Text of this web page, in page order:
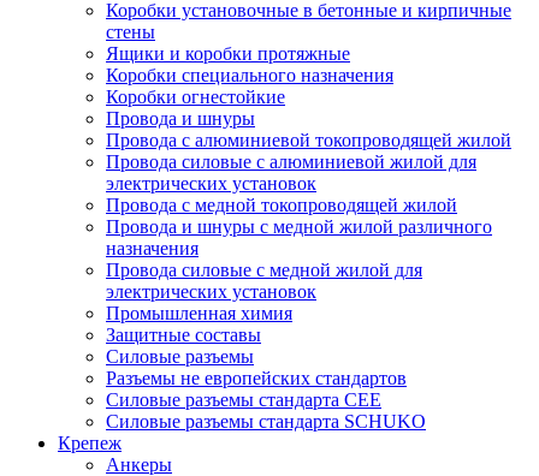
Коробки установочные в бетонные и кирпичные
стены
Ящики и коробки протяжные
Коробки специального назначения
Коробки огнестойкие
Провода и шнуры
Провода с алюминиевой токопроводящей жилой
Провода силовые с алюминиевой жилой для
электрических установок
Провода с медной токопроводящей жилой
Провода и шнуры с медной жилой различного
назначения
Провода силовые с медной жилой для
электрических установок
Промышленная химия
Защитные составы
Силовые разъемы
Разъемы не европейских стандартов
Силовые разъемы стандарта CEE
Силовые разъемы стандарта SCHUKO
Крепеж
Анкеры